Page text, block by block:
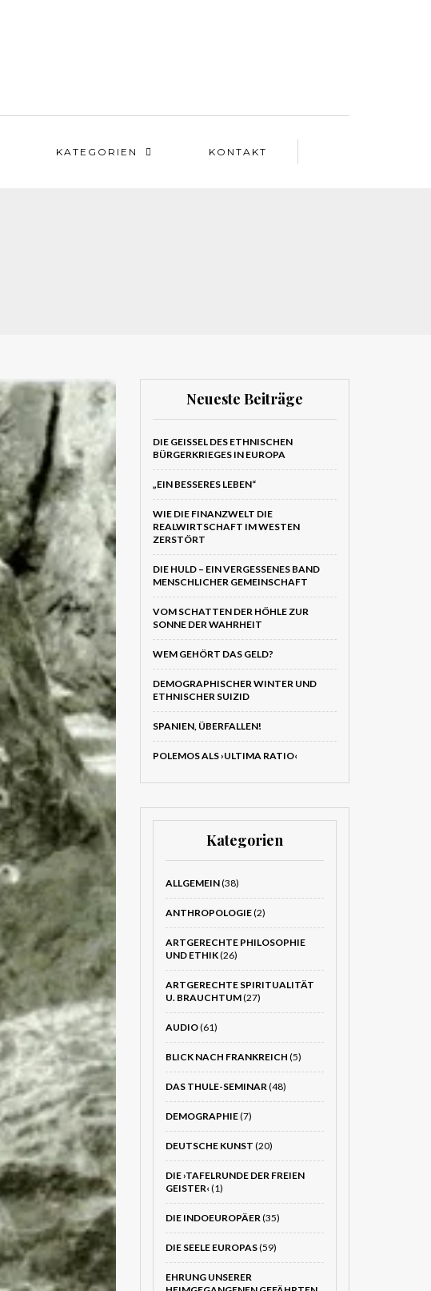
KATEGORIEN KONTAKT
Neueste Beiträge
DIE GEISSEL DES ETHNISCHEN B
ÜRGERKRIEGES IN EUROPA
„EIN BESSERES LEBEN“
WIE DIE FINANZWELT DIE
REALWIRTSCHAFT IM WESTEN
ZERSTÖRT
DIE HULD – EIN VERGESSENES BAND
MENSCHLICHER GEMEINSCHAFT
VOM SCHATTEN DER HÖHLE ZUR
SONNE DER WAHRHEIT
WEM GEHÖRT DAS GELD?
DEMOGRAPHISCHER WINTER UND
ETHNISCHER SUIZID
SPANIEN, ÜBERFALLEN!
POLEMOS ALS ›ULTIMA RATIO‹
Kategorien
ALLGEMEIN(38)
ANTHROPOLOGIE(2)
ARTGERECHTE PHILOSOPHIE
UND ETHIK(26)
ARTGERECHTE SPIRITUALITÄT
U. BRAUCHTUM(27)
AUDIO(61)
BLICK NACH FRANKREICH (5)
DAS THULE-SEMINAR(48)
DEMOGRAPHIE(7)
DEUTSCHE KUNST (20)
DIE ›TAFELRUNDE DER FREIEN
GEISTER‹(1)
DIE INDOEUROPÄER(35)
DIE SEELE EUROPAS(59)
EHRUNG UNSERER